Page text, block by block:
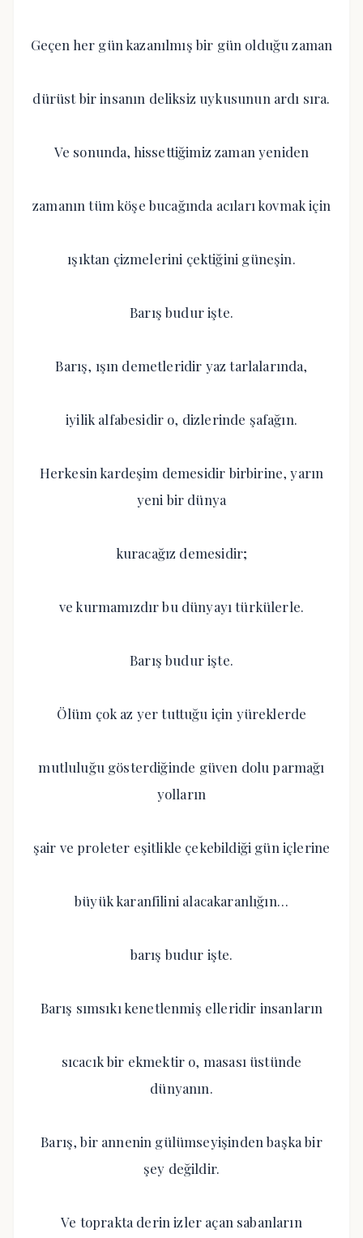
Geçen her gün kazanılmış bir gün olduğu zaman
dürüst bir insanın deliksiz uykusunun ardı sıra.
Ve sonunda, hissettiğimiz zaman yeniden
zamanın tüm köşe bucağında acıları kovmak için
ışıktan çizmelerini çektiğini güneşin.
Barış budur işte.
Barış, ışın demetleridir yaz tarlalarında,
iyilik alfabesidir o, dizlerinde şafağın.
Herkesin kardeşim demesidir birbirine, yarın
yeni bir dünya
kuracağız demesidir;
ve kurmamızdır bu dünyayı türkülerle.
Barış budur işte.
Ölüm çok az yer tuttuğu için yüreklerde
mutluluğu gösterdiğinde güven dolu parmağı
yolların
şair ve proleter eşitlikle çekebildiği gün içlerine
büyük karanfilini alacakaranlığın…
barış budur işte.
Barış sımsıkı kenetlenmiş elleridir insanların
sıcacık bir ekmektir o, masası üstünde
dünyanın.
Barış, bir annenin gülümseyişinden başka bir
şey değildir.
Ve toprakta derin izler açan sabanların